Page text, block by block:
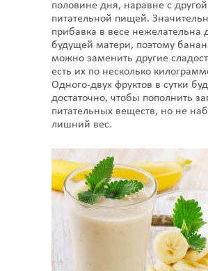
половине дня, наравне с
питательной пищей.
прибавка в весе нежелательна
будущей матери, поэтому
можно заменить другие
есть их по несколько
Одного-двух фруктов в сутки
достаточно, чтобы пополнить
питательных веществ, но не
лишний вес.